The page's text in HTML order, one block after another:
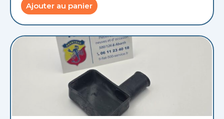
Ajouter au panier